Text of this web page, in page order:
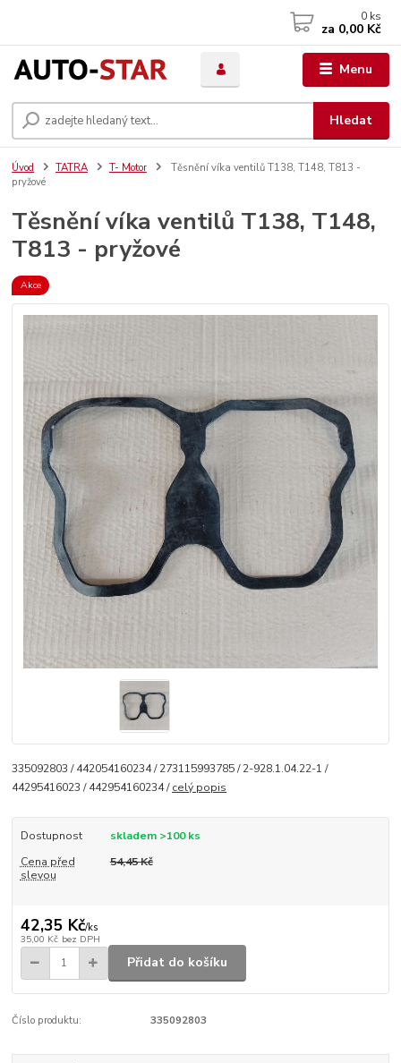
Menu
Hledat
0 ks
za 0,00 Kč
Úvod TATRA T- Motor
Těsnění víka ventilů T138, T148, T813 -
pryžové
Těsnění víka ventilů T138, T148,
T813 - pryžové
Akce
335092803 / 442054160234 / 273115993785 / 2-928.1.04.22-1 /
44295416023 / 442954160234 /celý popis
Dostupnost
skladem >100 ks
Cena před
slevou
54,45 Kč
42,35 Kč/ks
35,00 Kč bez DPH
Přidat do košíku
Číslo produktu: 335092803